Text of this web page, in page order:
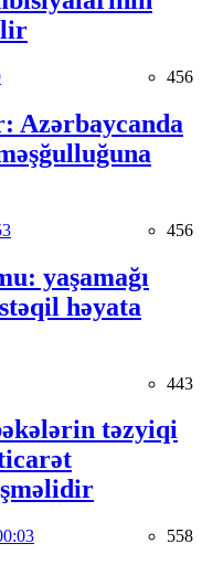
456
Azərbaycanda
456
yaşamağı
həyata
443
təzyiqi
558